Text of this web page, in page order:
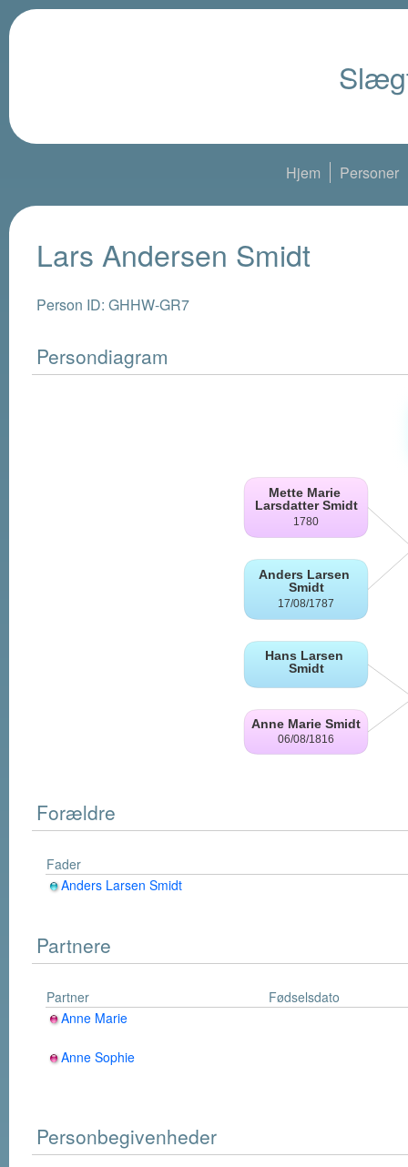
Hjem Personer
Lars Andersen Smidt
Person ID: GHHW-GR7
Persondiagram
Forældre
Fader
Anders Larsen Smidt
Partnere
Partner
Fødselsdato
Anne Marie
Anne Sophie
Personbegivenheder